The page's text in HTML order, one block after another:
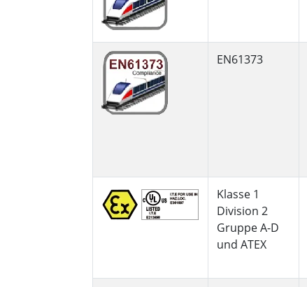
EN61373
Klasse 1
Division 2
Gruppe A-D
und ATEX